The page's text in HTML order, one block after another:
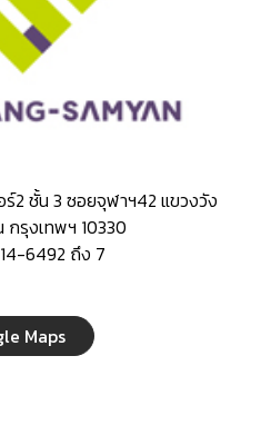
ร์2 ชั้น 3 ซอยจุฬาฯ42 แขวงวัง
กรุงเทพฯ 10330
6492 ถึง 7
Maps